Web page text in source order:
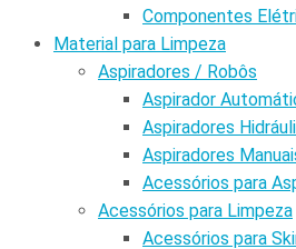
Componentes
Material para Limpeza
Aspiradores / Robôs
Aspirador
Aspiradores
Aspiradores
Acessórios para
Acessórios para Limpeza
Acessórios para